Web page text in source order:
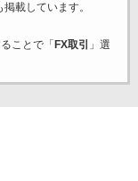
載しています。
ことで「 FX取引
」選